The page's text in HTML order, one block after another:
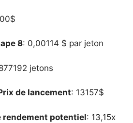
8: 0,00114 $ par jeton
jetons
de lancement: 13157$
potentiel: 13,15x